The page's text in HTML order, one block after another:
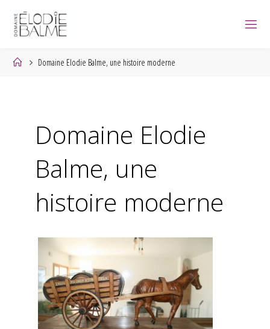
HomeDomaine Elodie Balme, une histoire moderne
Domaine Elodie
Balme, une
histoire moderne